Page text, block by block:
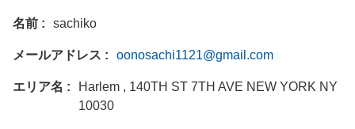
名前 sachiko
メールアドレス oonosachi1121@gmail.com
エリア名
Harlem , 140TH ST 7TH AVE NEW YORK NY
10030